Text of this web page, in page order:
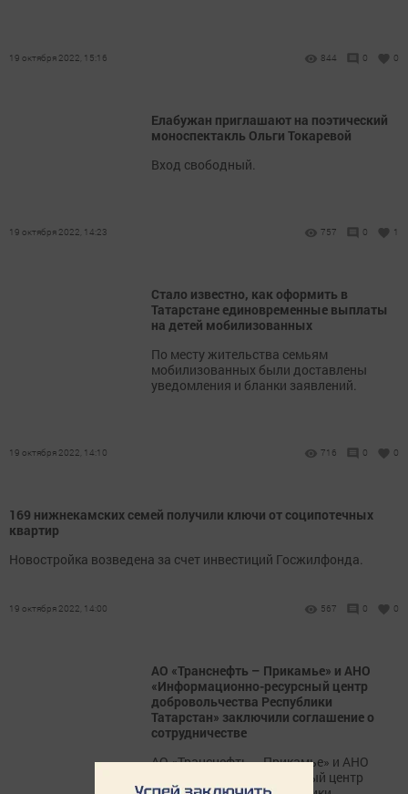
19 октября 2022, 15:16 844 0 0
Елабужан приглашают на поэтический
моноспектакль Ольги Токаревой
Вход свободный.
19 октября 2022, 14:23 757 0 1
Стало известно, как оформить в
Татарстане единовременные выплаты
на детей мобилизованных
По месту жительства семьям
мобилизованных были доставлены
уведомления и бланки заявлений.
19 октября 2022, 14:10 716 0 0
169 нижнекамских семей получили ключи от соципотечных
квартир
Новостройка возведена за счет инвестиций Госжилфонда.
19 октября 2022, 14:00 567 0 0
АО «Транснефть – Прикамье» и АНО
«Информационно-ресурсный центр
добровольчества Республики
Татарстан» заключили соглашение о
сотрудничестве
АО «Транснефть – Прикамье» и АНО
«Информационно-ресурсный центр